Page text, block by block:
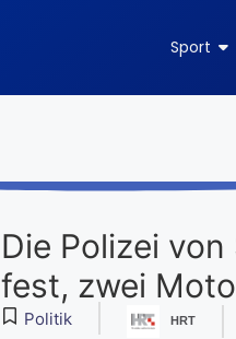
Sport
Die Polizei
fest, zwei
Politik HRT